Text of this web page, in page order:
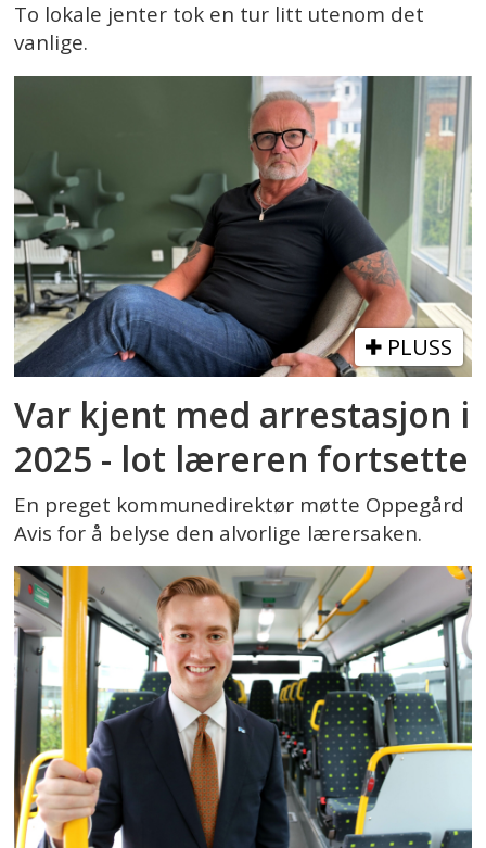
To lokale jenter tok en tur litt utenom det
vanlige.
PLUSS
Var kjent med arrestasjon i
2025 - lot læreren fortsette
En preget kommunedirektør møtte Oppegård
Avis for å belyse den alvorlige lærersaken.